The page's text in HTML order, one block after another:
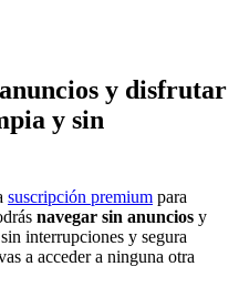
y disfrutar
y sin
suscripción premium para
navegar sin anuncios y
interrupciones y segura
a acceder a ninguna otra